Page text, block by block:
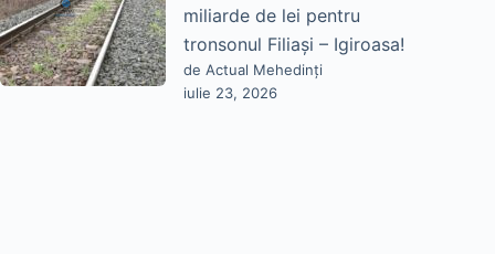
miliarde de lei pentru
tronsonul Filiași – Igiroasa!
de Actual Mehedinți
iulie 23, 2026